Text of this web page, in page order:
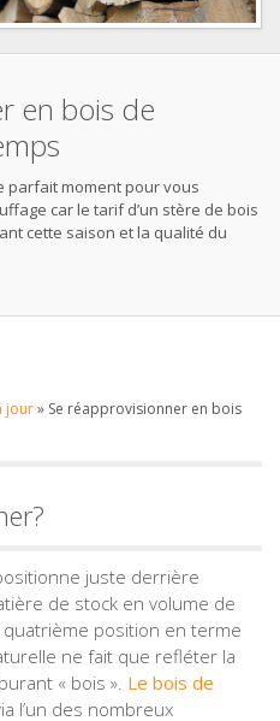
en bois de
parfait moment pour vous
car le tarif d’un stère de bois
cette saison et la qualité du
jour» Se réapprovisionner en bois
juste derrière
de stock en volume de
position en terme
ne fait que refléter la
« bois ». Le bois de
l’un des nombreux